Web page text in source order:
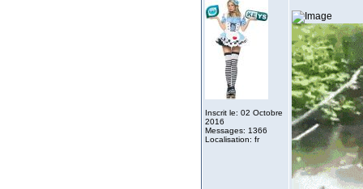
Inscrit le: 02 Octobre
2016
Messages: 1366
Localisation: fr